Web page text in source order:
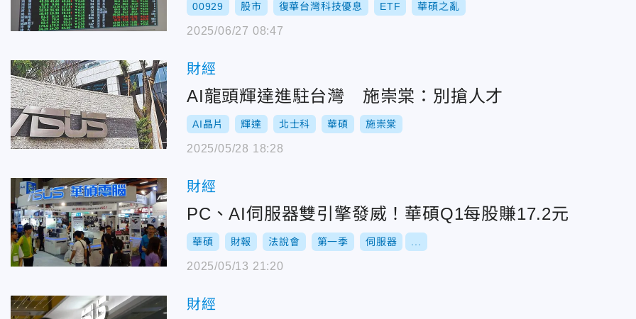
00929 股市 復華台灣科技優息 ETF 華碩之亂
2025/06/27 08:47
財經
AI龍頭輝達進駐台灣 施崇棠：別搶人才
AI晶片 輝達 北士科 華碩 施崇棠
2025/05/28 18:28
財經
PC、AI伺服器雙引擎發威！華碩Q1每股賺17.2元
華碩 財報 法說會 第一季 伺服器
2025/05/13 21:20
財經